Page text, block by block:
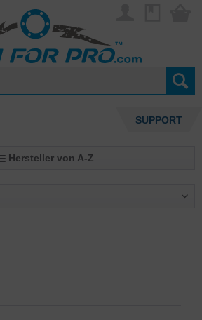
SUPPORT
Hersteller von A-Z